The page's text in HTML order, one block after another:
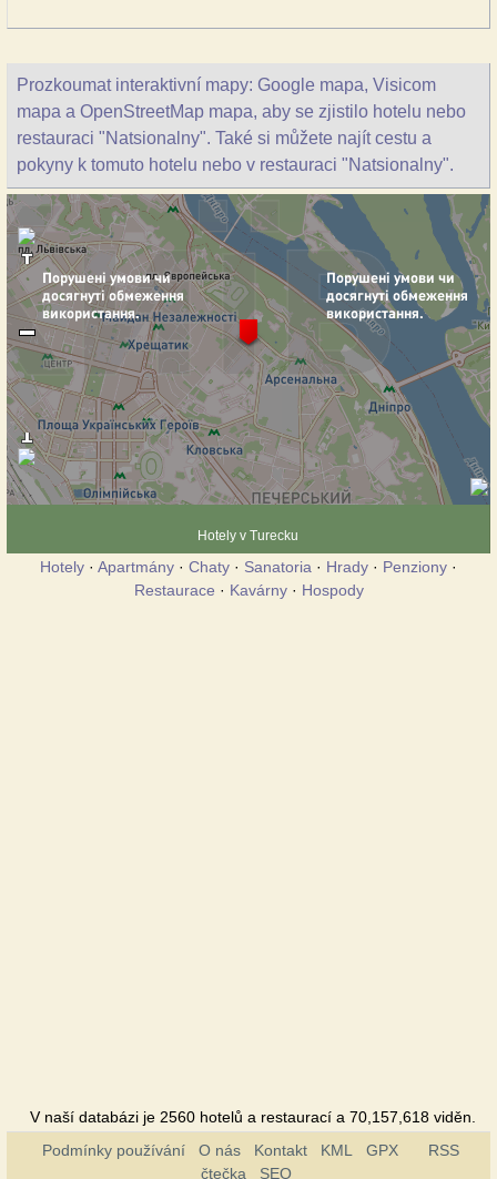
Prozkoumat interaktivní mapy: Google mapa, Visicom
mapa a OpenStreetMap mapa, aby se zjistilo hotelu nebo
restauraci "Natsionalny". Také si můžete najít cestu a
pokyny k tomuto hotelu nebo v restauraci "Natsionalny".
Hotely v Turecku
Hotely · Apartmány · Chaty · Sanatoria · Hrady · Penziony ·
Restaurace · Kavárny· Hospody
V naší databázi je 2560 hotelů a restaurací a 70,157,618 viděn.
Podmínky používání
O nás Kontakt KML GPX
RSS
čtečka
SEO